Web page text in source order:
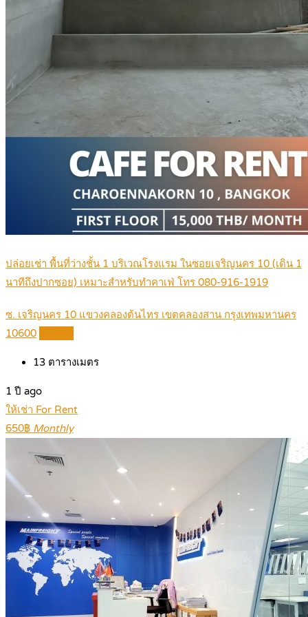
ปล่อยเช่า พื้นที่ว่างชั้น 1 บริเวณโรงแรม ในซอยเจริญนคร 10 (เดิน 1
นาทีถึงปากซอย) เหมาะสำหรับทำคาเฟ่ โทร 080-916-1919
ซ. เจริญนคร 10 แขวงคลองต้นไทร เขตคลองสาน กรุงเทพมหานคร
10600
13 ตารางเมตร
1 ปี ago
ให้เช่า For Rent
650฿ Monthly